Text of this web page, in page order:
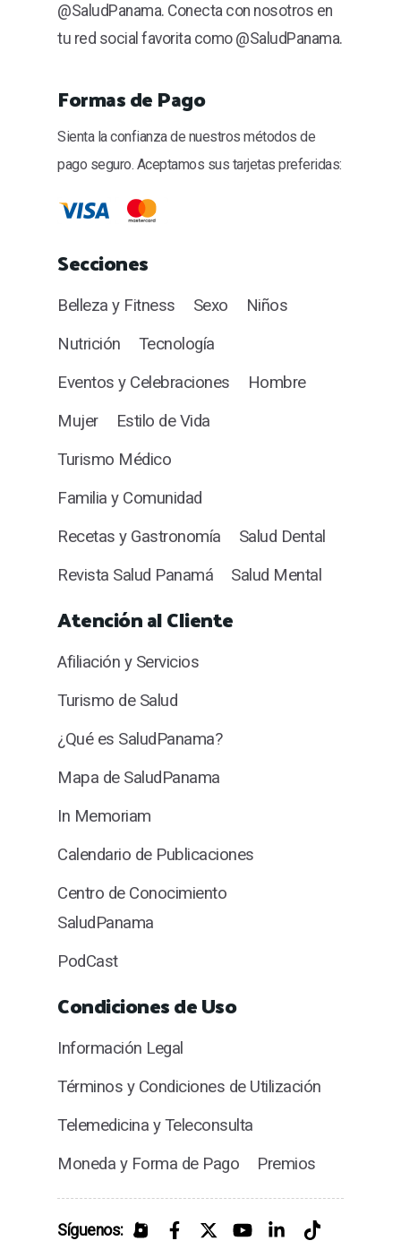
@SaludPanama. Conecta con nosotros en
tu red social favorita como @SaludPanama.
Formas de Pago
Sienta la confianza de nuestros métodos de
pago seguro. Aceptamos sus tarjetas preferidas:
Secciones
Belleza y Fitness Sexo
Niños
Nutrición
Tecnología
Eventos y Celebraciones
Hombre
Mujer
Estilo de Vida
Turismo Médico
Familia y Comunidad
Recetas y Gastronomía
Salud Dental
Revista Salud Panamá
Salud Mental
Atención al Cliente
Afiliación y Servicios
Turismo de Salud
¿Qué es SaludPanama?
Mapa de SaludPanama
In Memoriam
Calendario de Publicaciones
Centro de Conocimiento
SaludPanama
PodCast
Condiciones de Uso
Información Legal
Términos y Condiciones de Utilización
Telemedicina y Teleconsulta
Moneda y Forma de Pago
Premios
Síguenos: